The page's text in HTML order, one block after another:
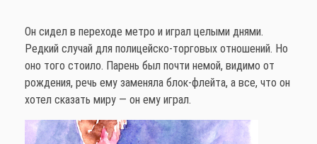
Он сидел в переходе метро и играл целыми днями.
Редкий случай для полицейско-торговых отношений. Но
оно того стоило. Парень был почти немой, видимо от
рождения, речь ему заменяла блок-флейта, а все, что он
хотел сказать миру — он ему играл.